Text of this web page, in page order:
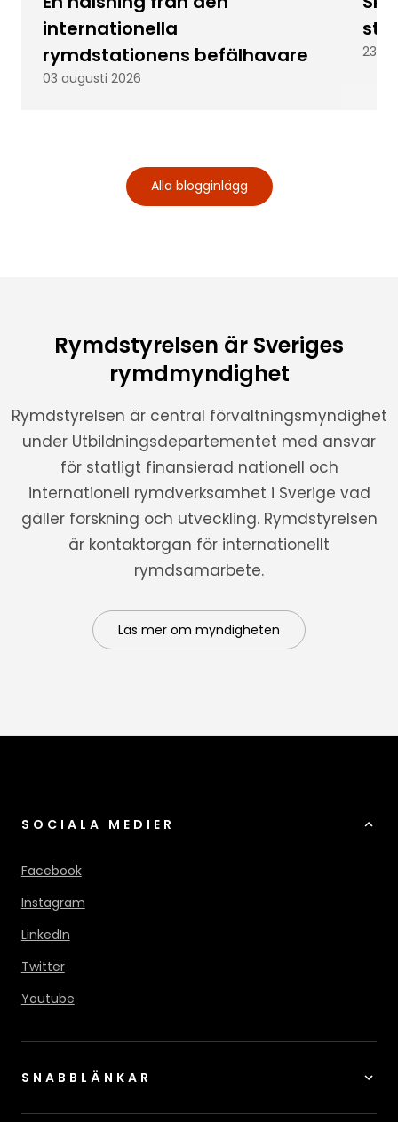
internationella
rymdstationens befälhavare
03 augusti 2026
23
Alla blogginlägg
Rymdstyrelsen är Sveriges
rymdmyndighet
Rymdstyrelsen är central förvaltningsmyndighet
under Utbildningsdepartementet med ansvar
för statligt finansierad nationell och
internationell rymdverksamhet i Sverige vad
gäller forskning och utveckling. Rymdstyrelsen
är kontaktorgan för internationellt
rymdsamarbete.
Läs mer om myndigheten
SOCIALA MEDIER
Facebook
Instagram
LinkedIn
Twitter
Youtube
SNABBLÄNKAR